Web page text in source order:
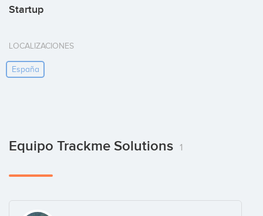
Startup
LOCALIZACIONES
España
Equipo Trackme Solutions 1